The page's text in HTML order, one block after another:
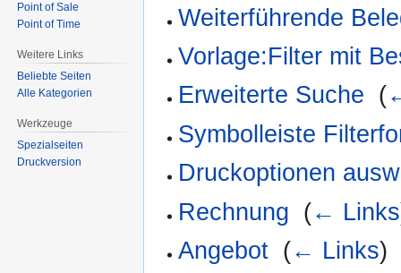
Weiterführende
Vorlage:Filter mit
Erweiterte Suche (
Symbolleiste
Druckoptionen
Rechnung (← Links
Angebot (← Links)
Point of Sale
Point of Time
Weitere Links
Beliebte Seiten
Alle Kategorien
Werkzeuge
Spezialseiten
Druckversion